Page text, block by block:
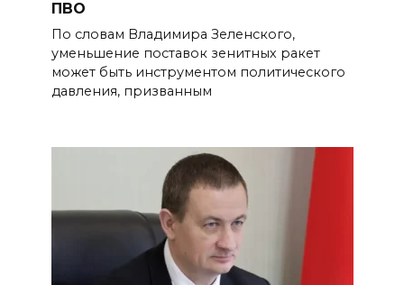
ПВО
По словам Владимира Зеленского,
уменьшение поставок зенитных ракет
может быть инструментом политического
давления, призванным